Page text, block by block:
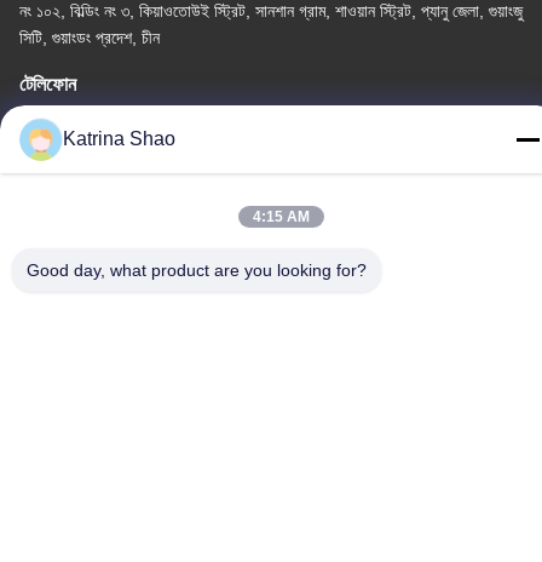
নং ১০২, বিল্ডিং নং ৩, কিয়াওতোউই স্ট্রিট, সানশান গ্রাম, শাওয়ান স্ট্রিট, প্যানু জেলা, গুয়াংজু
সিটি, গুয়াংডং প্রদেশ, চীন
টেলিফোন
86--15913188664
গোপনীয়তা নীতি |
সাইট ম্যাপ
Katrina Shao
4:15 AM
Good day, what product are you looking for?